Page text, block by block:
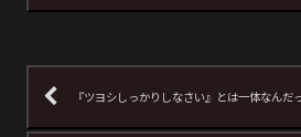
『ツヨシしっかりしなさい』とは一体なんだ